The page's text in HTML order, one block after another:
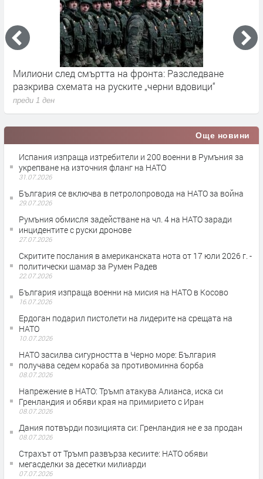
Милиони след смъртта на фронта: Разследване
разкрива схемата на руските „черни вдовици“
преди 1 ден
Още новини
Испания изпраща изтребители и 200 военни в Румъния за
укрепване на източния фланг на НАТО
31.07.2026
България се включва в петролопровода на НАТО за война
29.07.2026
Румъния обмисля задействане на чл. 4 на НАТО заради
инцидентите с руски дронове
27.07.2026
Скритите послания в американската нота от 17 юли 2026 г. -
политически шамар за Румен Радев
22.07.2026
България изпраща военни на мисия на НАТО в Косово
16.07.2026
Ердоган подарил пистолети на лидерите на срещата на
НАТО
10.07.2026
НАТО засилва сигурността в Черно море: България
получава седем кораба за противоминна борба
08.07.2026
Напрежение в НАТО: Тръмп атакува Алианса, иска си
Гренландия и обяви края на примирието с Иран
08.07.2026
Дания потвърди позицията си: Гренландия не е за продан
08.07.2026
Страхът от Тръмп развърза кесиите: НАТО обяви
мегасделки за десетки милиарди
07.07.2026